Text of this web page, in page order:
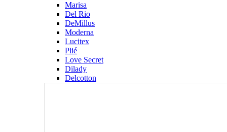
Marisa
Del Rio
DeMillus
Moderna
Lucitex
Plié
Love Secret
Dilady
Delcotton